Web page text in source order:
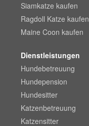
Siamkatze kaufen
Ragdoll Katze kaufen
Maine Coon kaufen
Dienstleistungen
Hundebetreuung
Hundepension
Hundesitter
Katzenbetreuung
Katzensitter